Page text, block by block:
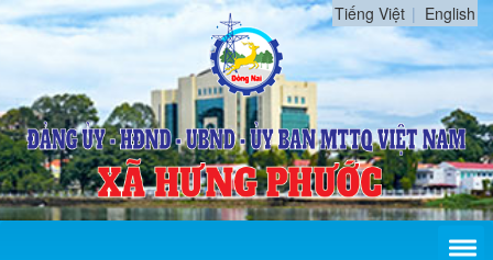
Tiếng Việt English